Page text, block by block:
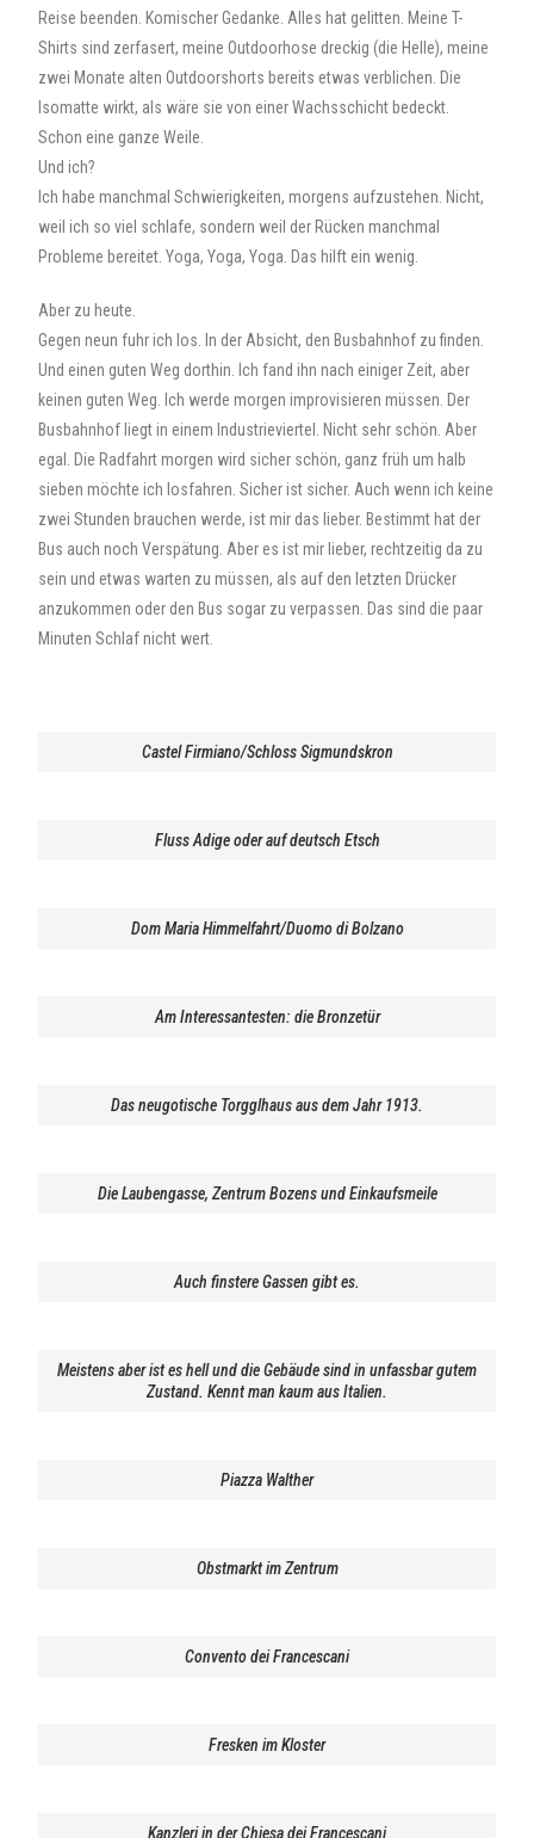
Reise beenden. Komischer Gedanke. Alles hat gelitten. Meine T-
Shirts sind zerfasert, meine Outdoorhose dreckig (die Helle), meine
zwei Monate alten Outdoorshorts bereits etwas verblichen. Die
Isomatte wirkt, als wäre sie von einer Wachsschicht bedeckt.
Schon eine ganze Weile.
Und ich?
Ich habe manchmal Schwierigkeiten, morgens aufzustehen. Nicht,
weil ich so viel schlafe, sondern weil der Rücken manchmal
Probleme bereitet. Yoga, Yoga, Yoga. Das hilft ein wenig.
Aber zu heute.
Gegen neun fuhr ich los. In der Absicht, den Busbahnhof zu finden.
Und einen guten Weg dorthin. Ich fand ihn nach einiger Zeit, aber
keinen guten Weg. Ich werde morgen improvisieren müssen. Der
Busbahnhof liegt in einem Industrieviertel. Nicht sehr schön. Aber
egal. Die Radfahrt morgen wird sicher schön, ganz früh um halb
sieben möchte ich losfahren. Sicher ist sicher. Auch wenn ich keine
zwei Stunden brauchen werde, ist mir das lieber. Bestimmt hat der
Bus auch noch Verspätung. Aber es ist mir lieber, rechtzeitig da zu
sein und etwas warten zu müssen, als auf den letzten Drücker
anzukommen oder den Bus sogar zu verpassen. Das sind die paar
Minuten Schlaf nicht wert.
Castel Firmiano/Schloss Sigmundskron
Fluss Adige oder auf deutsch Etsch
Dom Maria Himmelfahrt/Duomo di Bolzano
Am Interessantesten: die Bronzetür
Das neugotische Torgglhaus aus dem Jahr 1913.
Die Laubengasse, Zentrum Bozens und Einkaufsmeile
Auch finstere Gassen gibt es.
Meistens aber ist es hell und die Gebäude sind in unfassbar gutem
Zustand. Kennt man kaum aus Italien.
Piazza Walther
Obstmarkt im Zentrum
Convento dei Francescani
Fresken im Kloster
Kanzleri in der Chiesa dei Francescani